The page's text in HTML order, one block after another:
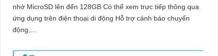
nhớ MicroSD lên đến 128GB Có thể xem trực tiếp thông qua
ứng dụng trên điện thoại di động Hỗ trợ cảnh báo chuyển
động,...